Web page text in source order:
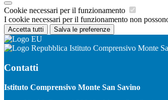
Cookie necessari per il funzionamento
I cookie necessari per il funzionamento non
Accetta tutti Salva le preferenze
Istituto Comprensivo Monte
Contatti
Istituto Comprensivo Monte San Savino